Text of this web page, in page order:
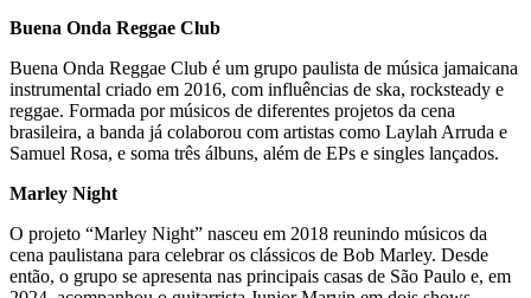
Buena Onda Reggae Club
Buena Onda Reggae Club é um grupo paulista de música jamaicana
instrumental criado em 2016, com influências de ska, rocksteady e
reggae. Formada por músicos de diferentes projetos da cena
brasileira, a banda já colaborou com artistas como Laylah Arruda e
Samuel Rosa, e soma três álbuns, além de EPs e singles lançados.
Marley Night
O projeto “Marley Night” nasceu em 2018 reunindo músicos da
cena paulistana para celebrar os clássicos de Bob Marley. Desde
então, o grupo se apresenta nas principais casas de São Paulo e, em